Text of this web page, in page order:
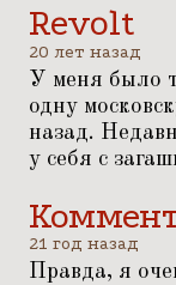
Revolt
20 лет назад
У меня было
одну
назад.
у себя с
21 год назад
Правда, я